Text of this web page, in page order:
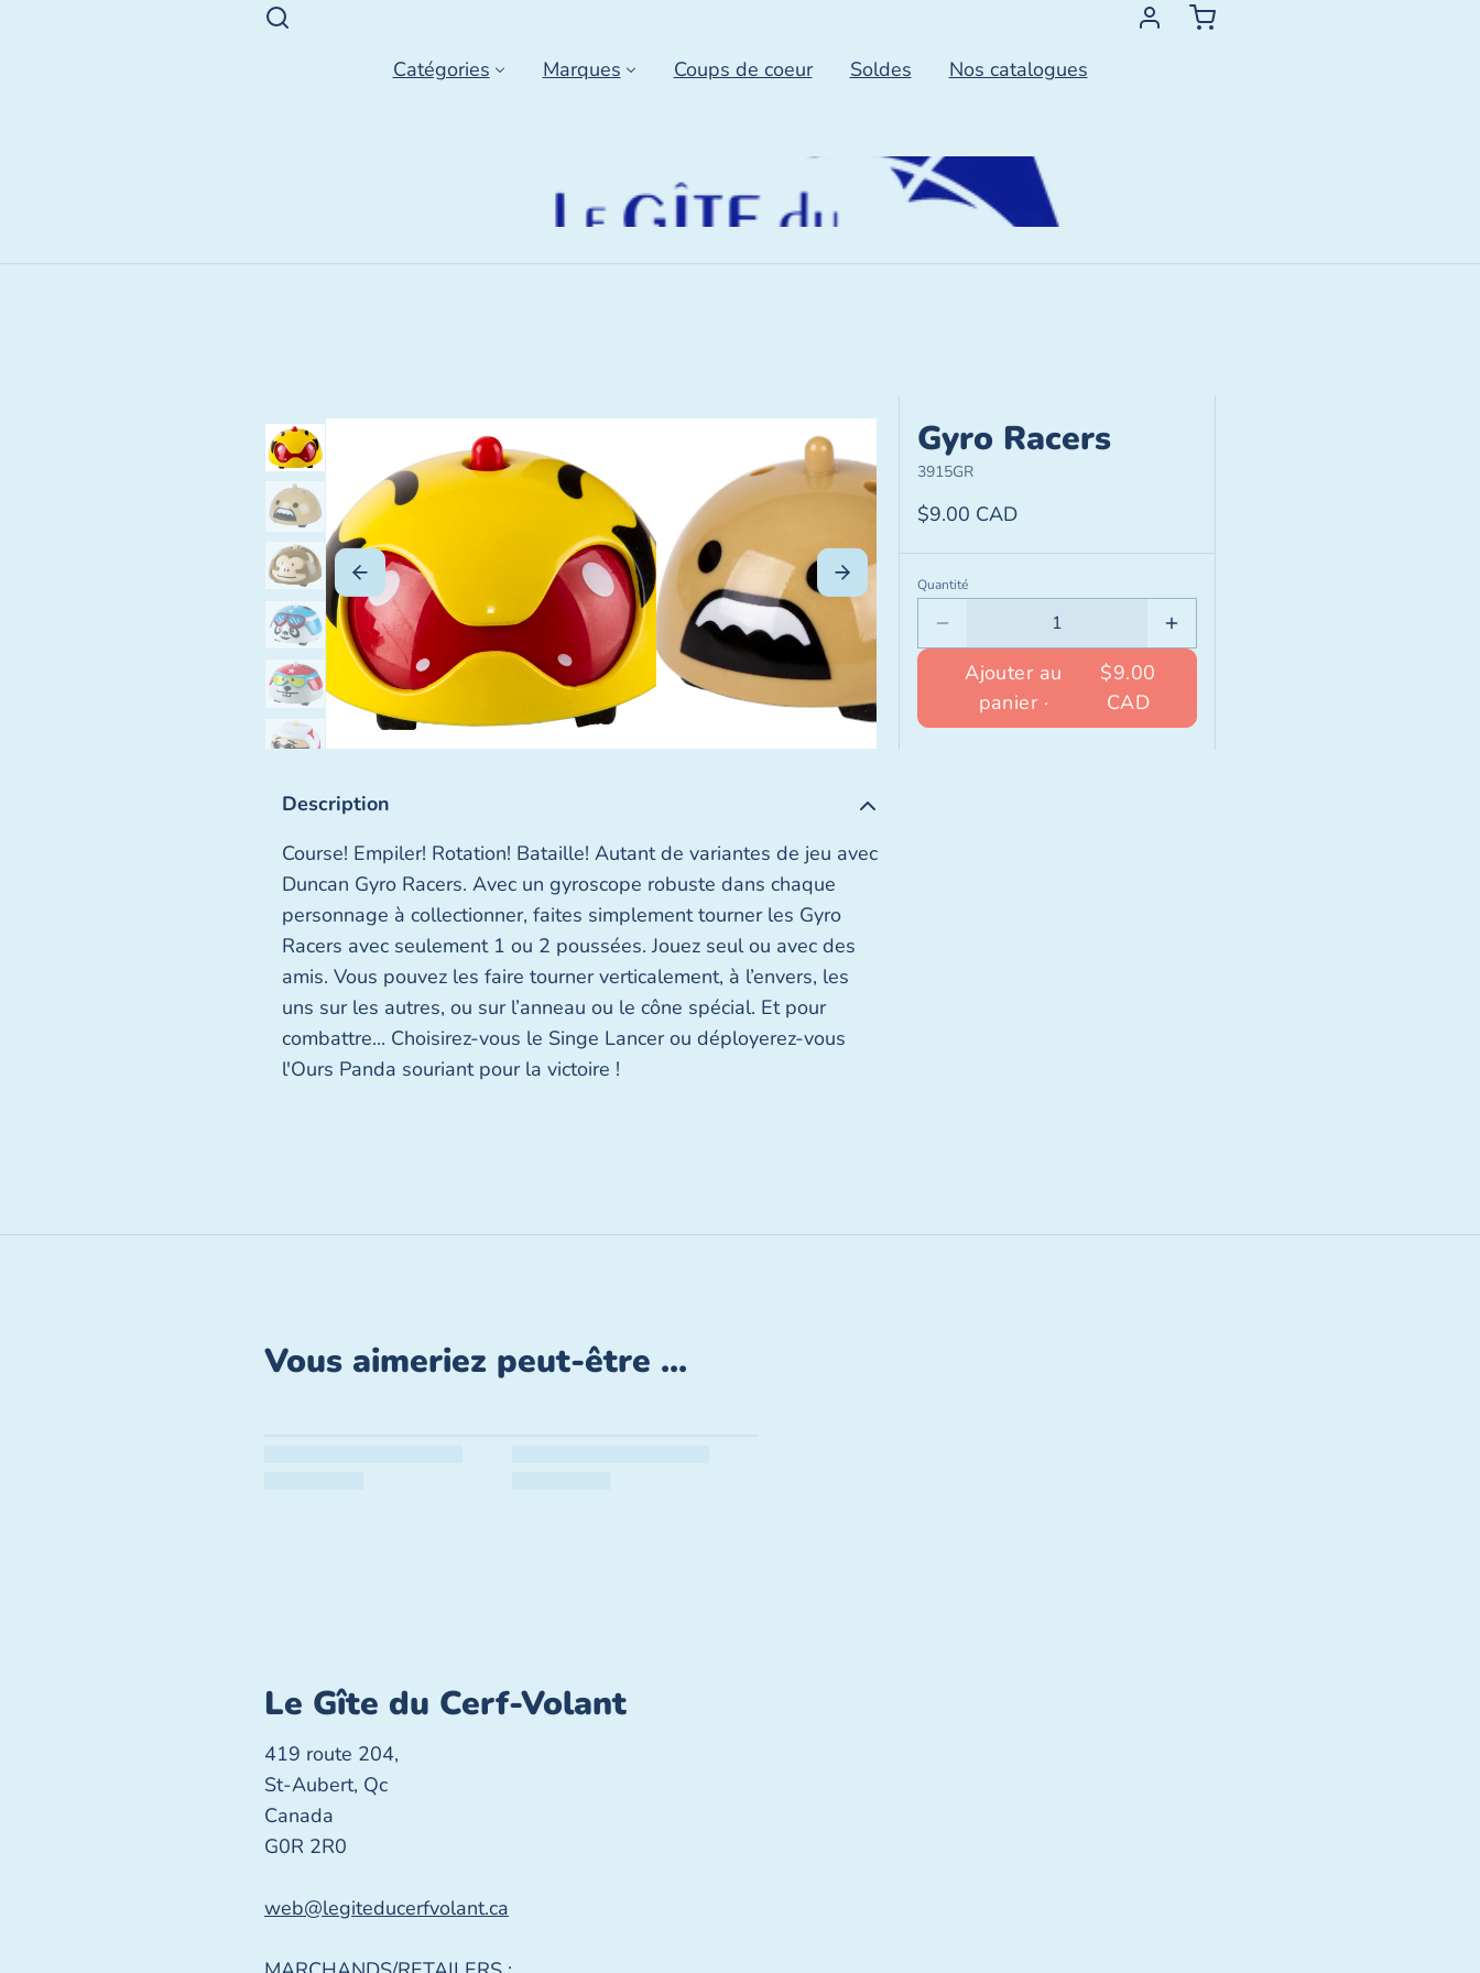
Catégories Marques Coups de coeur Soldes Nos catalogues
Description
Course! Empiler! Rotation! Bataille! Autant de variantes de jeu avec
Duncan Gyro Racers. Avec un gyroscope robuste dans chaque
personnage à collectionner, faites simplement tourner les Gyro
Racers avec seulement 1 ou 2 poussées. Jouez seul ou avec des
amis. Vous pouvez les faire tourner verticalement, à l’envers, les
uns sur les autres, ou sur l’anneau ou le cône spécial. Et pour
combattre... Choisirez-vous le Singe Lancer ou déployerez-vous
l'Ours Panda souriant pour la victoire !
Gyro Racers
3915GR
$9.00 CAD
Quantité
Ajouter au
panier ·
$9.00
CAD
Vous aimeriez peut-être ...
Le Gîte du Cerf-Volant
419 route 204,
St-Aubert, Qc
Canada
G0R 2R0
web@legiteducerfvolant.ca